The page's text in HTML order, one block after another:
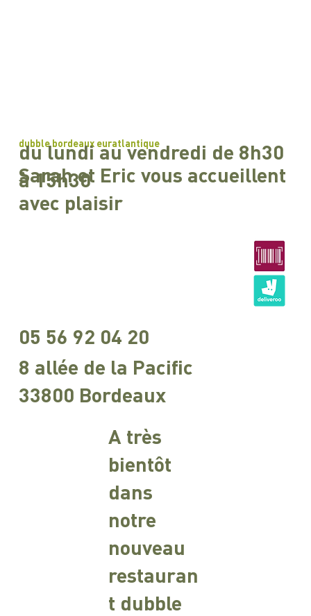
dubble bordeaux euratlantique
Sarah et Eric vous accueillent
avec plaisir
du lundi au vendredi de 8h30
à 15h30
8 allée de la Pacific
33800 Bordeaux
05 56 92 04 20
A très
bientôt
dans
notre
nouveau
restauran
t dubble